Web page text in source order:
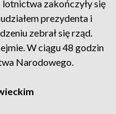
lotnictwa zakończyły się
prezydenta i
zebrał się rząd.
W ciągu 48 godzin
Narodowego.